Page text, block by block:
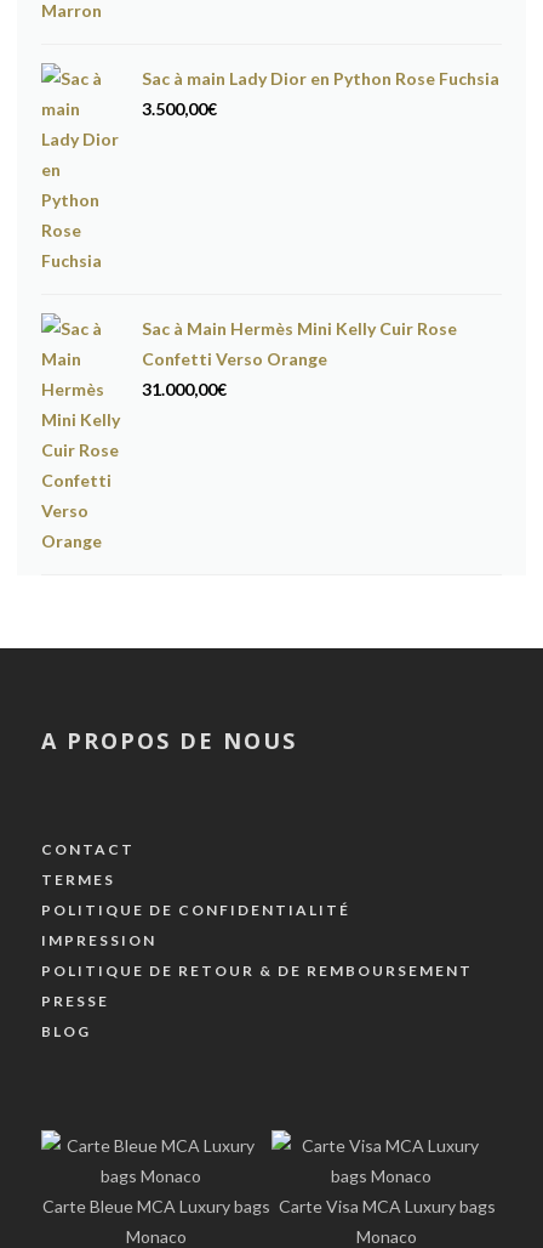
Sac à main Lady Dior en Python Rose Fuchsia
3.500,00€
Sac à Main Hermès Mini Kelly Cuir Rose
Confetti Verso Orange
31.000,00€
A PROPOS DE NOUS
CONTACT
TERMES
POLITIQUE DE CONFIDENTIALITÉ
IMPRESSION
POLITIQUE DE RETOUR & DE REMBOURSEMENT
PRESSE
BLOG
Carte Bleue MCA Luxury bags
Monaco
Carte Visa MCA Luxury bags
Monaco